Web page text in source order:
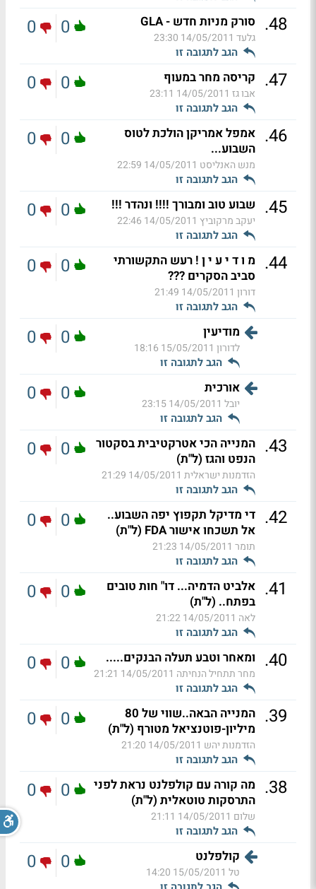
48
. סורק מניות חדש - GLA
גלעד 14/05/2011 23:30
הגב לתגובה זו
0
0
47
. קריסה מחר במעוף
אבו גז 14/05/2011 23:11
הגב לתגובה זו
0
0
46
. אמפל אמריקן הולכת לטוס
השבוע...
מנש האנליסט 14/05/2011 22:59
הגב לתגובה זו
0
0
45
. שבוע טוב ומבורך !!!! ונהדר !!!
יעקב מרקוביץ 14/05/2011 22:46
הגב לתגובה זו
0
0
44
.
מ ו ד י ע י ן ! רעש התקשורתי
סביב הסקרים ???
דורון 14/05/2011 21:49
הגב לתגובה זו
0
0
מודיעין
לדורון 15/05/2011 18:16
הגב לתגובה זו
0
0
אורכית
יובל 14/05/2011 23:15
הגב לתגובה זו
0
0
43
. המנייה הכי אטרקטיבית בסקטור
הנפט והגז (ל"ת)
הזדמנות ישראלית 14/05/2011 21:29
הגב לתגובה זו
0
0
42
. די מדיקל תקפוץ יפה השבוע..
אל תשכחו אישור FDA (ל"ת)
תומר 14/05/2011 21:23
הגב לתגובה זו
0
0
41
. אלביט הדמיה... דו" חות טובים
בפתח.. (ל"ת)
לאה 14/05/2011 21:22
הגב לתגובה זו
0
0
40
. ומאחר וטבע תעלה הבנקים.....
מחר תתחיל הנחיתה 14/05/2011 21:21
הגב לתגובה זו
0
0
39
.
המנייה הבאה..שווי של 80
מיליון-פוטנציאל מטורף (ל"ת)
הזדמנות יהש 14/05/2011 21:20
הגב לתגובה זו
0
0
38
. מה קורה עם קולפלנט נראת לפני
התרסקות טוטאלית (ל"ת)
שלום 14/05/2011 21:11
הגב לתגובה זו
0
0
קולפלנט
טל 15/05/2011 14:20
0
0